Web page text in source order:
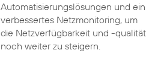
Automatisierungslösungen und ein
verbessertes Netzmonitoring, um
die Netzverfügbarkeit und -qualität
noch weiter zu steigern.